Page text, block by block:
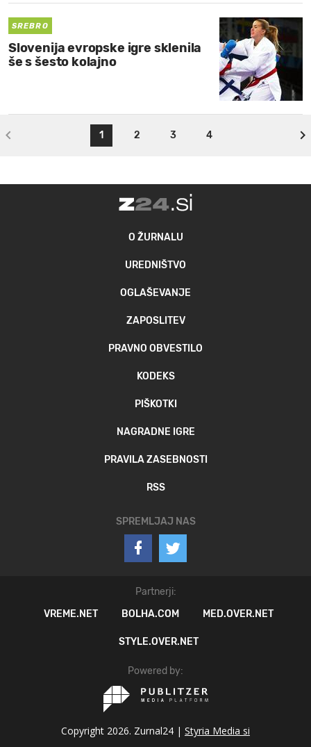
SREBRO
Slovenija evropske igre sklenila
še s šesto kolajno
1 2 3 4
O ŽURNALU
UREDNIŠTVO
OGLAŠEVANJE
ZAPOSLITEV
PRAVNO OBVESTILO
KODEKS
PIŠKOTKI
NAGRADNE IGRE
PRAVILA ZASEBNOSTI
RSS
SPREMLJAJ NAS
Partnerji:
VREME.NET
BOLHA.COM MED.OVER.NET
STYLE.OVER.NET
Powered by:
Copyright 2026. Zurnal24 | Styria Media si